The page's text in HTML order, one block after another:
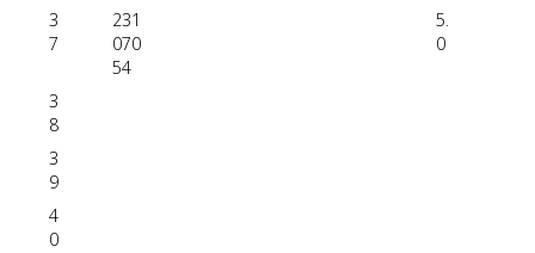
3
7
231
070
54
5.
0
3
8
3
9
4
0